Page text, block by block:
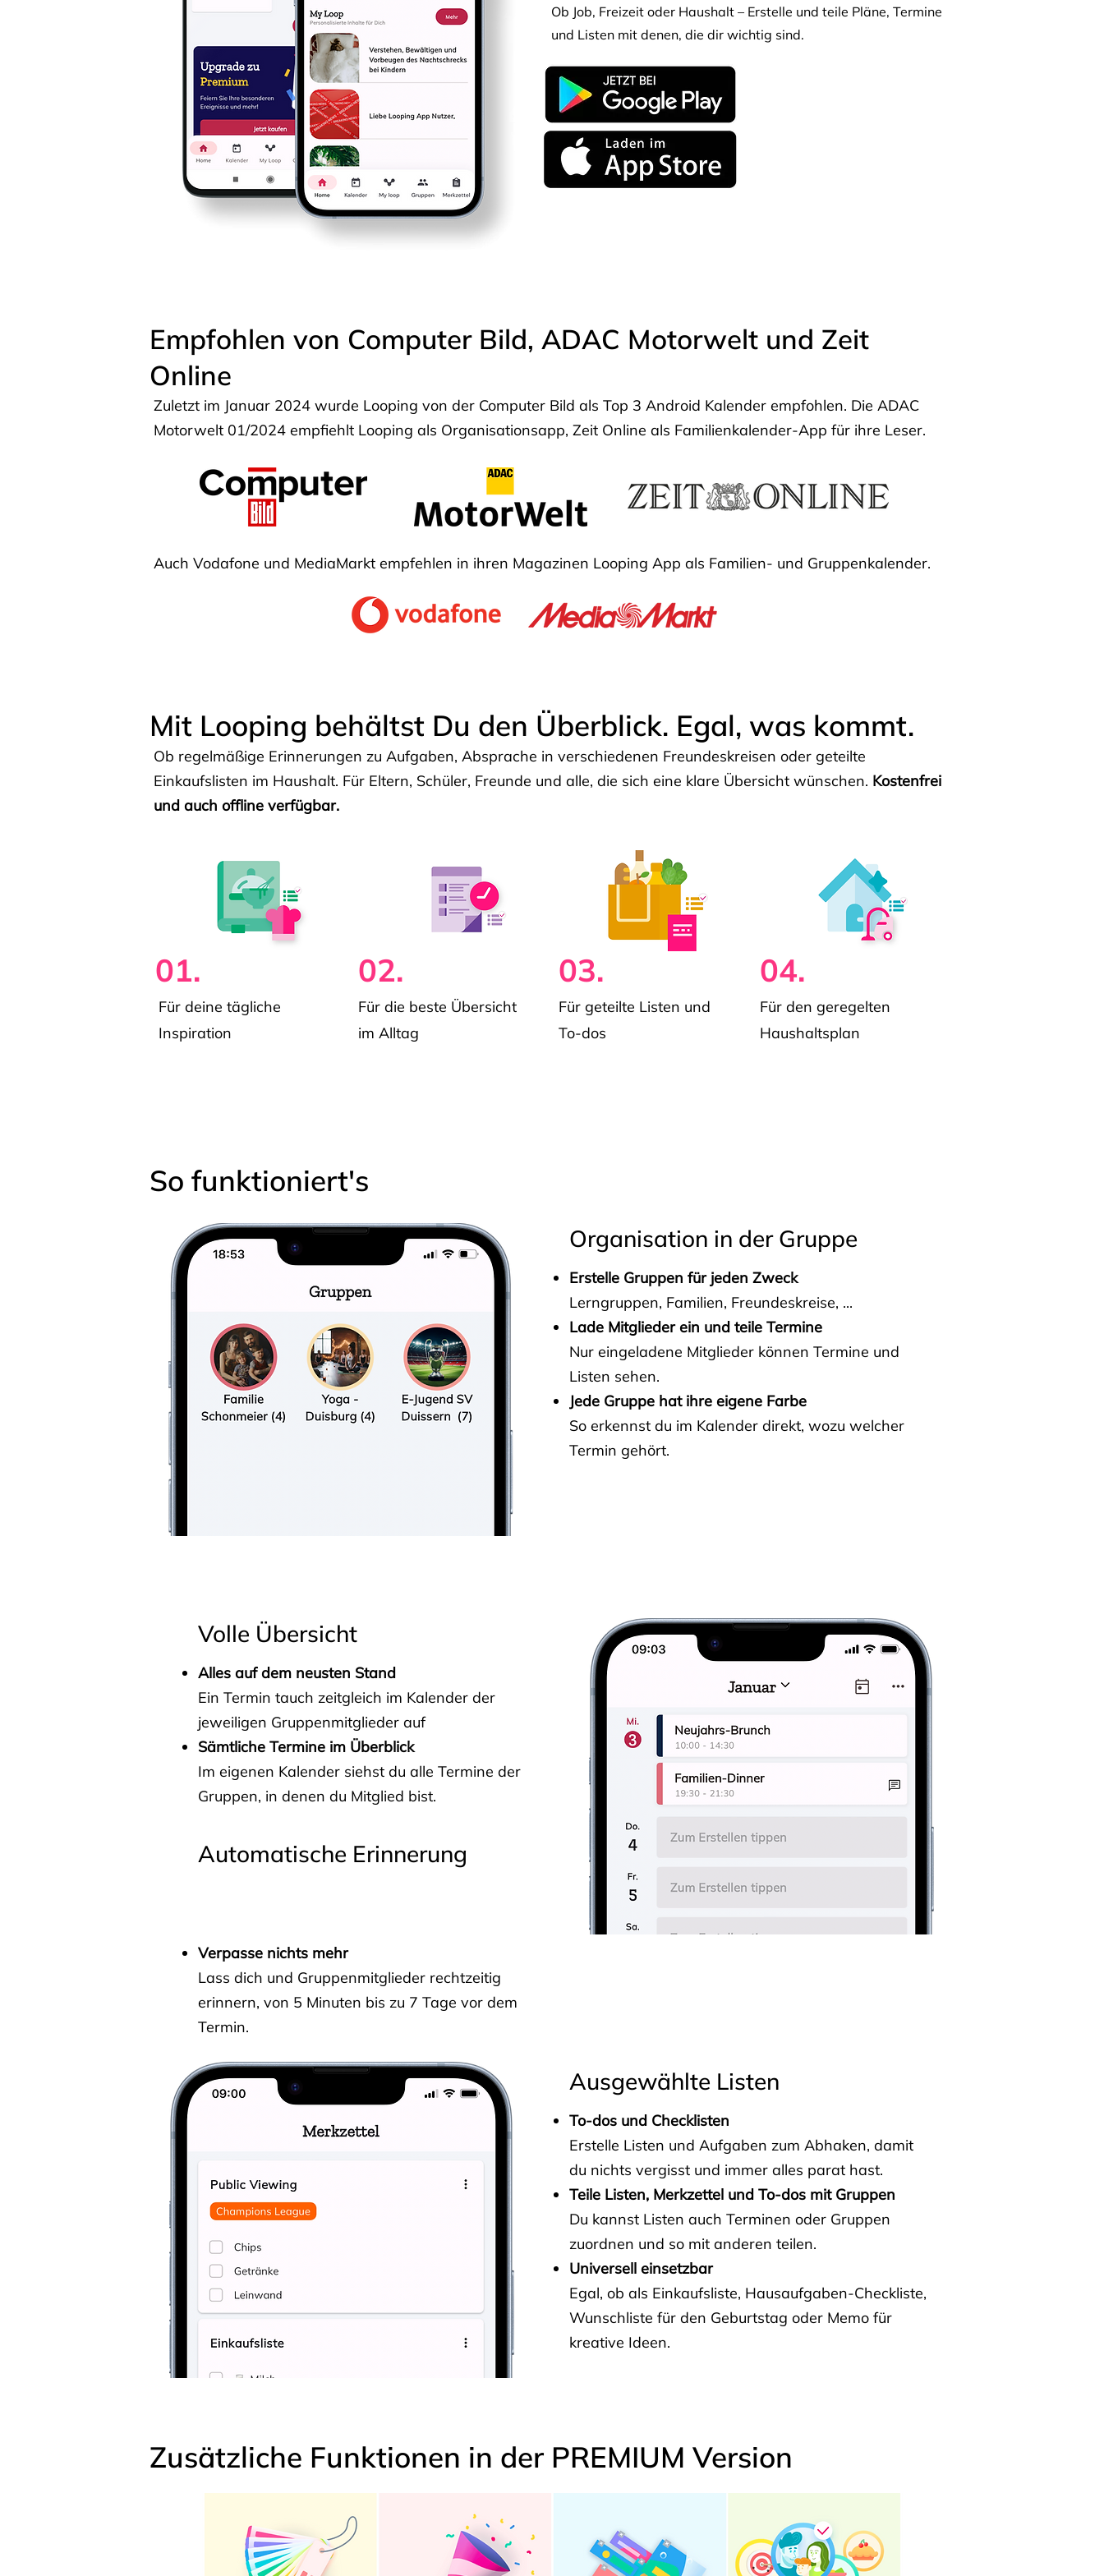
Ob Job, Freizeit oder Haushalt – Erstelle und teile Pläne, Termine
und Listen mit denen, die dir wichtig sind.
Empfohlen von Computer Bild, ADAC Motorwelt und Zeit
Online
Zuletzt im Januar 2024 wurde Looping von der Computer Bild als Top 3 Android Kalender empfohlen. Die ADAC
Motorwelt 01/2024 empfiehlt Looping als Organisationsapp, Zeit Online als Familienkalender-App für ihre Leser.
Auch Vodafone und MediaMarkt empfehlen in ihren Magazinen Looping App als Familien- und Gruppenkalender.
Mit Looping behältst Du den Überblick. Egal, was kommt.
Ob regelmäßige Erinnerungen zu Aufgaben, Absprache in verschiedenen Freundeskreisen oder geteilte
Einkaufslisten im Haushalt. Für Eltern, Schüler, Freunde und alle, die sich eine klare Übersicht wünschen. Kostenfrei
und auch offline verfügbar.
01.
Für deine tägliche
Inspiration
02.
Für die beste Übersicht
im Alltag
03.
Für geteilte Listen und
To-dos
04.
Für den geregelten
Haushaltsplan
So funktioniert's
Organisation in der Gruppe
Erstelle Gruppen für jeden Zweck
Lerngruppen, Familien, Freundeskreise, ...
Lade Mitglieder ein und teile Termine
Nur eingeladene Mitglieder können Termine und
Listen sehen.
Jede Gruppe hat ihre eigene Farbe
So erkennst du im Kalender direkt, wozu welcher
Termin gehört.
Volle Übersicht
Alles auf dem neusten Stand
Ein Termin tauch zeitgleich im Kalender der
jeweiligen Gruppenmitglieder auf
Sämtliche Termine im Überblick
Im eigenen Kalender siehst du alle Termine der
Gruppen, in denen du Mitglied bist.
Automatische Erinnerung
Verpasse nichts mehr
Lass dich und Gruppenmitglieder rechtzeitig
erinnern, von 5 Minuten bis zu 7 Tage vor dem
Termin.
Ausgewählte Listen
To-dos und Checklisten
Erstelle Listen und Aufgaben zum Abhaken, damit
du nichts vergisst und immer alles parat hast.
Teile Listen, Merkzettel und To-dos mit Gruppen
Du kannst Listen auch Terminen oder Gruppen
zuordnen und so mit anderen teilen.
Universell einsetzbar
Egal, ob als Einkaufsliste, Hausaufgaben-Checkliste,
Wunschliste für den Geburtstag oder Memo für
kreative Ideen.
Zusätzliche Funktionen in der PREMIUM Version